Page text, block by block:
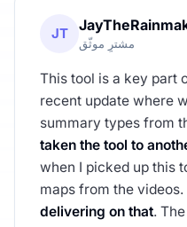
JT
مشترٍ موثّق
This tool is a key part
recent update where
summary types from
taken the tool to
when I picked up this
maps from the videos.
delivering on that.